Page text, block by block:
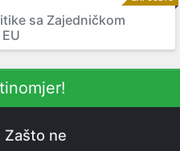
sa Zajedničkom
Zašto ne